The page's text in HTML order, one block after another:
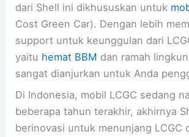
dari Shell ini dikhususkan untuk
Cost Green Car). Dengan lebih
support untuk keunggulan dari
yaitu hemat BBM dan ramah
sangat dianjurkan untuk Anda
Di Indonesia, mobil LCGC sedang
beberapa tahun terakhir, akhirnya
berinovasi untuk menunjang LCGC